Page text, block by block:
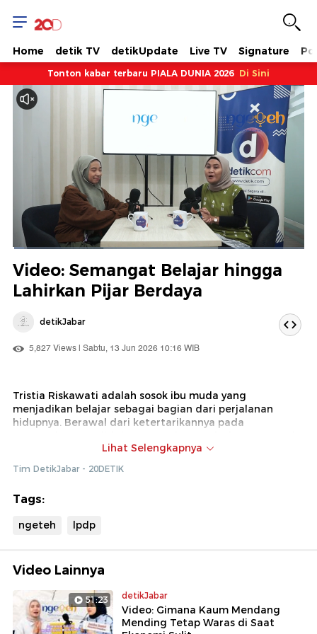
Home detik TV detikUpdate Live TV Signature
Tonton kabar terbaru PIALA DUNIA 2026 Di Sini
Berhenti
Hidup
Dimuat:
Video: Semangat Belajar hingga
Lahirkan Pijar Berdaya
detikJabar
5,827 Views | Sabtu, 13 Jun 2026 10:16 WIB
Tristia Riskawati adalah sosok ibu muda yang
menjadikan belajar sebagai bagian dari perjalanan
hidupnya. Berawal dari ketertarikannya pada
pendidikan mulai dari S1 Jurnalistik Unpad, S2 MBA ITB
melalui beasiswa LPDP, hingga kini menyelesaikan studi
doktoral di ITB.
Ia sempat membangun platform pengembangan diri
keluarga prasejahtera belum memiliki kesempatan
Berdaya pada 2022, sebuah program beasiswa yang
membantu siswa kurang mampu mempersiapkan diri
masuk perguruan tinggi melalui pendampingan minat
bakat, bimbingan belajar, dan pengembangan kapasitas
diri.
Lihat Selengkapnya
Tim DetikJabar - 20DETIK
Tags:
ngeteh lpdp
Video Lainnya
51:23 detikJabar
Video: Gimana Kaum Mendang
Mending Tetap Waras di Saat